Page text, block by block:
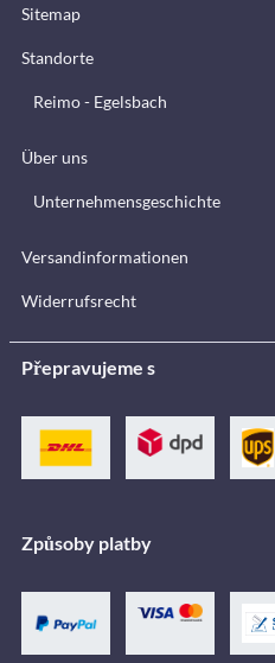
Sitemap
Standorte
Reimo - Egelsbach
Über uns
Unternehmensgeschichte
Versandinformationen
Widerrufsrecht
Přepravujeme s
Způsoby platby